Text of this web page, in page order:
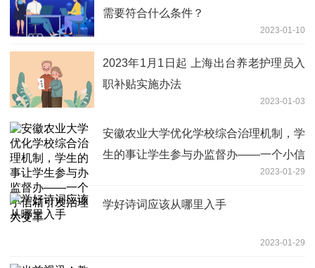
需要符合什么条件？
2023-01-10
2023年1月1日起 上海出台养老护理员入
职补贴实施办法
2023-01-03
安徽农业大学优化学校综合治理机制，学
生的事让学生参与办监督办——一个小信
2023-01-29
学好诗词应该从哪里入手
2023-01-29